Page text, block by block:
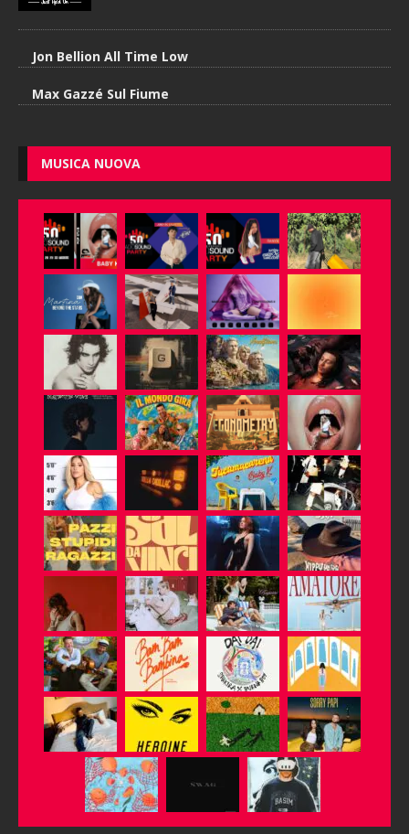
Jon Bellion All Time Low
Max Gazzé Sul Fiume
MUSICA NUOVA